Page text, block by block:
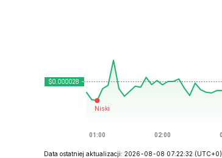
Data ostatniej aktualizacji: 2026-08-08 07:22:32 (UTC+0)